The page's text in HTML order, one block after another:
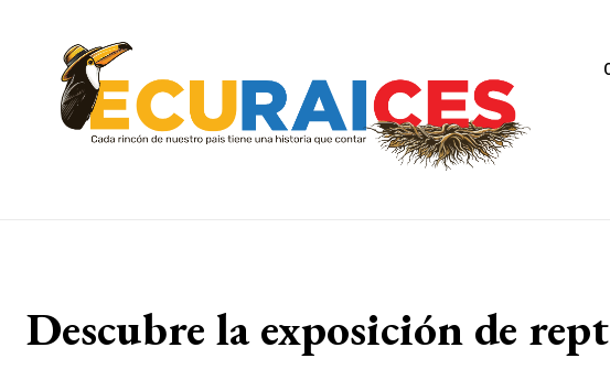
Descubre la exposición de